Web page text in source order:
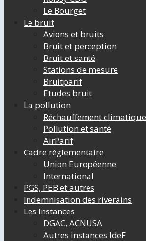
Le Bourget
Le bruit
Avions et bruits
Bruit et perception
Bruit et santé
Stations de mesure
Bruitparif
Etudes bruit
La pollution
Réchauffement climatique
Pollution et santé
AirParif
Cadre réglementaire
Union Européenne
International
PGS, PEB et autres
Indemnisation des riverains
Les Instances
DGAC, ACNUSA
Autres instances IdeF